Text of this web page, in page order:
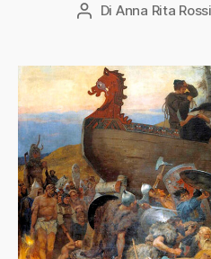
Autore
Di Anna Rita Rossi